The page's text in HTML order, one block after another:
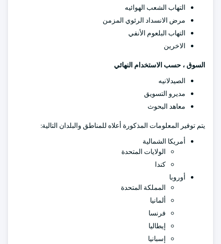
التهاب الشعب الهوائيه
مرض الانسداد الرئوي المزمن
التهاب البلعوم الأنفي
الاخرين
السوق ، حسب الاستخدام النهائي
الصيدلانيه
مديرو التسويق
معاهد البحوث
يتم توفير المعلومات المذكورة أعلاه للمناطق والبلدان التالية:
أمريكا الشمالية
الولايات المتحدة
كندا
أوروبا
المملكة المتحدة
ألمانيا
فرنسا
إيطاليا
إسبانيا